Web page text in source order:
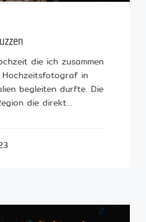
die ich zusammen
Hochzeitsfotograf in
begleiten durfte. Die
die direkt…